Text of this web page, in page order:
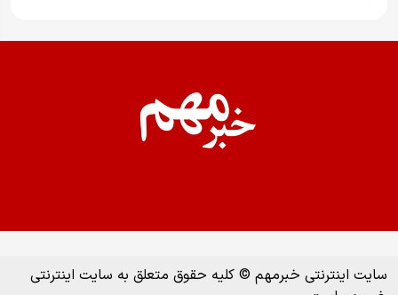
سایت اینترنتی خبرمهم © کلیه حقوق متعلق به سایت اینترنتی